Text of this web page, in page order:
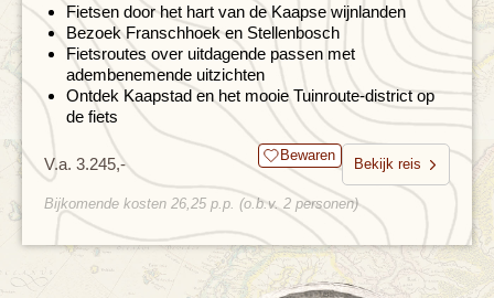
Fietsen door het hart van de Kaapse wijnlanden
Bezoek Franschhoek en Stellenbosch
Fietsroutes over uitdagende passen met
adembenemende uitzichten
Ontdek Kaapstad en het mooie Tuinroute-district op
de fiets
V.a. 3.245,- Bewaren
Bekijk reis
Bijkomende kosten 26,25 p.p. (o.b.v. 2 personen)